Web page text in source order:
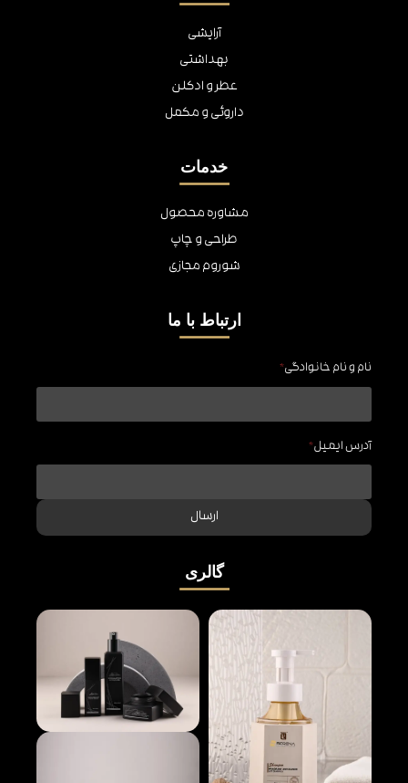
گالری
آرایشی
بهداشتی
عطر و ادکلن
داروئی و مکمل
خدمات
مشاوره محصول
طراحی و چاپ
شوروم مجازی
ارتباط با ما
نام و نام خانوادگی*
آدرس ایمیل*
ارسال